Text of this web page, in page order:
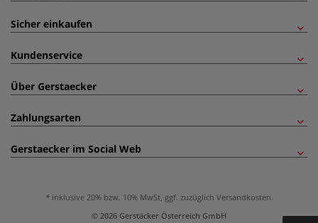
Sicher einkaufen
Kundenservice
Über Gerstaecker
Zahlungsarten
Gerstaecker im Social Web
inklusive 20% bzw. 10% MwSt, ggf. zuzüglich Versandkosten.
© 2026 Gerstäcker Österreich GmbH